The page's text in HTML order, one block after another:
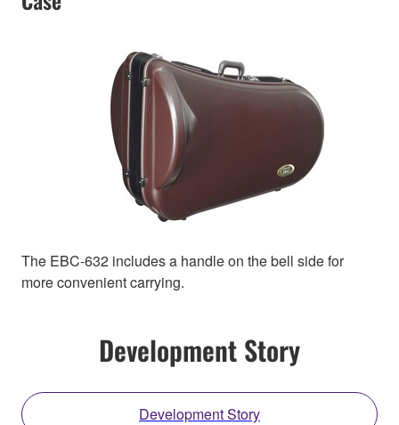
The EBC-632 includes a handle on the bell side for
more convenient carrying.
Development Story
Development Story